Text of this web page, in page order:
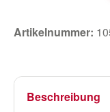
Artikelnummer:
Beschreibung